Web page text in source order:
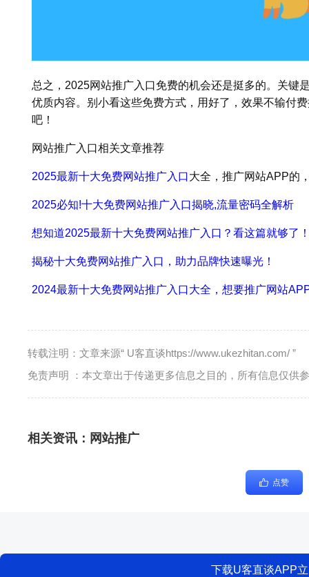
总之，2025网站推广入口免费的机会还是挺多的。关键
优质内容。别小看这些免费方式，用好了，效果不输付
吧！
网站推广入口相关文章推荐
2025最新十大免费网站推广入口大全，推广网站APP的
2025必知!十大免费网站推广入口揭晓,流量密码全解析
想知道2025最新十大免费网站推广入口？看这篇就够了
揭秘十大免费网站推广入口，助力品牌快速曝光！
2024最新十大免费网站推广入口大全，想要推广网站
转载注明：文章来源“ U客直谈https://www.ukezhitan.com/ ”
免责声明 ：本文章出于传递更多信息之目的，所有信息仅供
相关资讯： 网站推广
点赞
下载U客直谈APP